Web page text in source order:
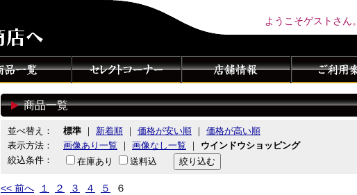
ようこそゲストさん。
商品一覧
並べ替え： 標準 ｜ 新着順 ｜ 価格が安い順 ｜ 価格が高い順
表示方法：
画像あり一覧 ｜ 画像なし一覧 ｜ ウインドウショッピング
絞込条件：
在庫あり 送料込
<< 前へ １ ２ ３ ４ ５ ６